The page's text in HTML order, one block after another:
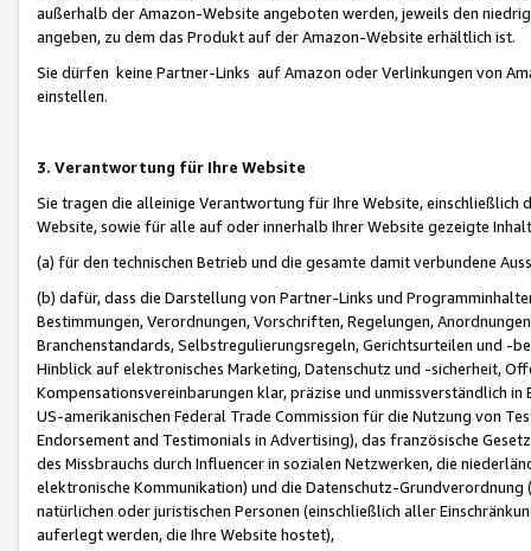
außerhalb der Amazon-Website angeboten werden, jeweils den
angeben, zu dem das Produkt auf der Amazon-Website erhältlich ist.
Sie dürfen keine Partner-Links auf Amazon oder Verlinkungen von
einstellen.
3. Verantwortung für Ihre Website
Sie tragen die alleinige Verantwortung für Ihre Website,
Website, sowie für alle auf oder innerhalb Ihrer Website gezeigte
(a) für den technischen Betrieb und die gesamte damit verbundene
(b) dafür, dass die Darstellung von Partner-Links und
Bestimmungen, Verordnungen, Vorschriften, Regelungen,
Branchenstandards, Selbstregulierungsregeln, Gerichtsurteilen und -
Hinblick auf elektronisches Marketing, Datenschutz und -sicherheit,
Kompensationsvereinbarungen klar, präzise und unmissverständlich
US-amerikanischen Federal Trade Commission für die Nutzung von
Endorsement and Testimonials in Advertising), das französische
des Missbrauchs durch Influencer in sozialen Netzwerken, die
elektronische Kommunikation) und die Datenschutz-
natürlichen oder juristischen Personen (einschließlich aller
auferlegt werden, die Ihre Website hostet),